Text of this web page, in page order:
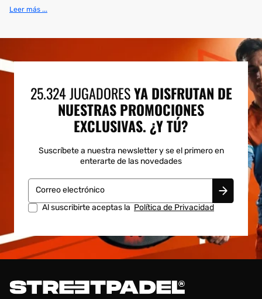
antes y después de cada partido o entrenamiento.
Leer más ...
25.324 JUGADORESYA DISFRUTAN DE
NUESTRAS PROMOCIONES
EXCLUSIVAS. ¿Y TÚ?
Suscríbete a nuestra newsletter y se el primero en
enterarte de las novedades
Correo electrónico
Al suscribirte aceptas la Política de Privacidad